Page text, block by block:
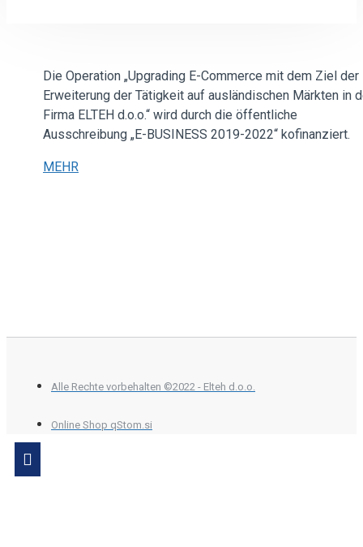
Die Operation „Upgrading E-Commerce mit dem Ziel der
Erweiterung der Tätigkeit auf ausländischen Märkten in
Firma ELTEH d.o.o.“ wird durch die öffentliche
Ausschreibung „E-BUSINESS 2019-2022“ kofinanziert.
MEHR
Alle Rechte vorbehalten ©2022 - Elteh d.o.o.
Online Shop qStom.si